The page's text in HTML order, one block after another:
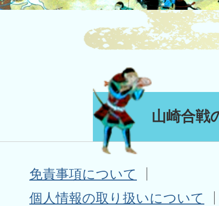
山崎合戦
免責事項について
個人情報の取り扱いについて